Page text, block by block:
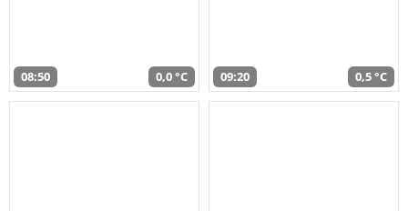
08:50 0,0 °C 09:20 0,5 °C